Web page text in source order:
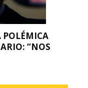
POLÉMICA
“NOS